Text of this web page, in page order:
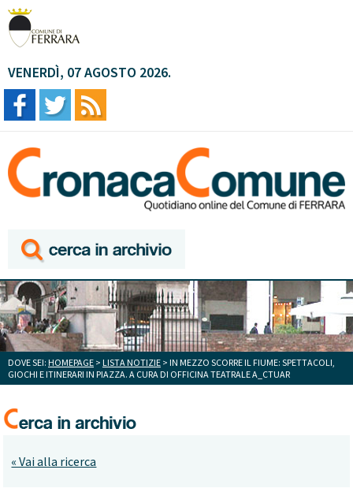
VENERDÌ, 07 AGOSTO 2026.
DOVE SEI: HOMEPAGE > LISTA NOTIZIE > IN MEZZO SCORRE IL FIUME: SPETTACOLI,
GIOCHI E ITINERARI IN PIAZZA. A CURA DI OFFICINA TEATRALE A_CTUAR
« Vai alla ricerca